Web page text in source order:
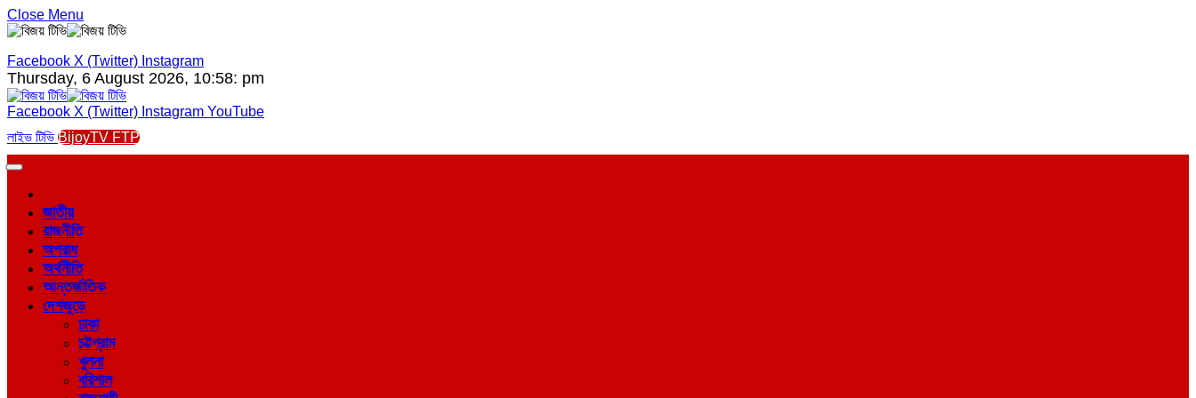
Close Menu
Facebook X (Twitter) Instagram
Thursday, 6 August 2026, 10:58: pm
Facebook X (Twitter) Instagram YouTube
লাইভ টিভি BijoyTV FTP
জাতীয়
রাজনীতি
অপরাধ
অর্থনীতি
আন্তর্জাতিক
দেশজুড়ে
ঢাকা
চট্টগ্রাম
খুলনা
বরিশাল